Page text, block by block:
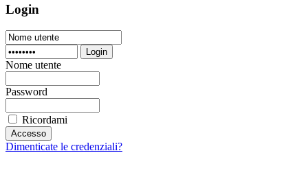
Login
Login
Nome utente
Password
Ricordami
Dimenticate le credenziali?